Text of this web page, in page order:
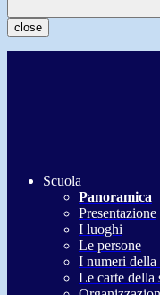
close
Scuola
Panoramica
Presentazione
I luoghi
Le persone
I numeri della
Le carte della